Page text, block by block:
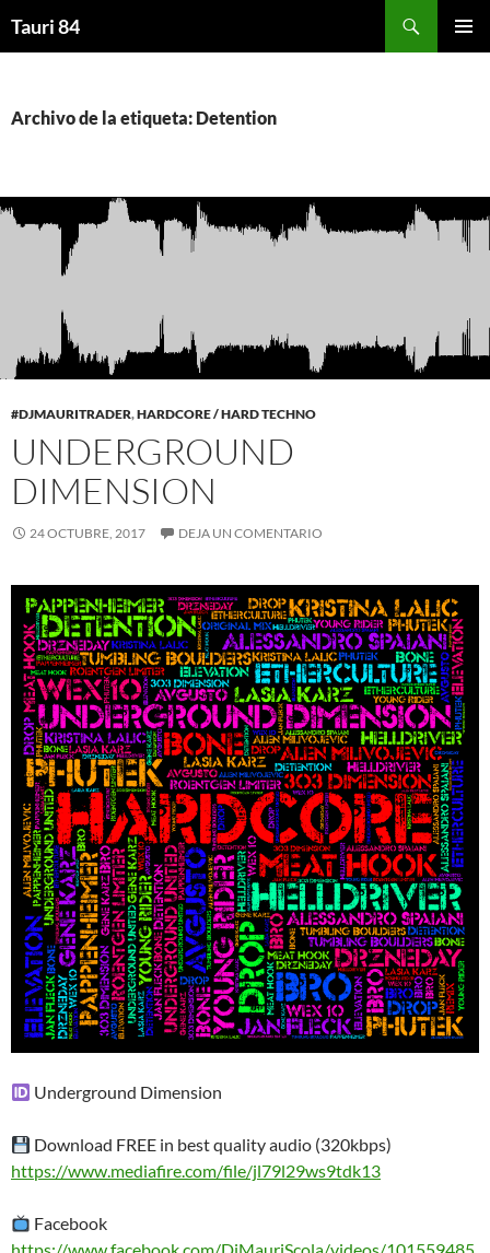
Tauri 84
Archivo de la etiqueta: Detention
#DJMAURITRADER,HARDCORE / HARD TECHNO
UNDERGROUND
DIMENSION
24 OCTUBRE, 2017 DEJA UN COMENTARIO
Underground Dimension
Download FREE in best quality audio (320kbps)
https://www.mediafire.com/file/jl79l29ws9tdk13
Facebook